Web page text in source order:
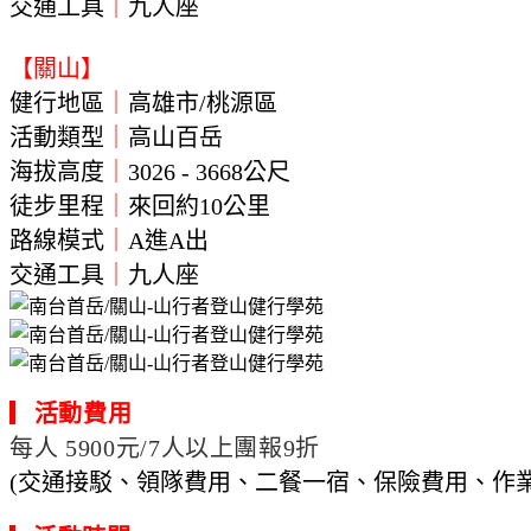
交通工具 九人座
【關山】
健行地區
高雄市/桃源區
活動類型
高山百岳
海拔高度
3026 - 3668公尺
徒步里程
來回約10公里
路線模式
A進A出
交通工具
九人座
活動費用
每人 5900元/7人以上團報9折
(交通接駁、領隊費用、二餐一宿、保險費用、作